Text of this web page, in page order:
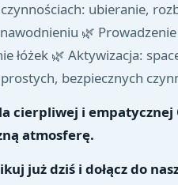
ubieranie,
🌿
łóżek 🌿 Aktywizacja:
bezpiecznych
cierpliwej i
atmosferę.
już dziś i dołącz do